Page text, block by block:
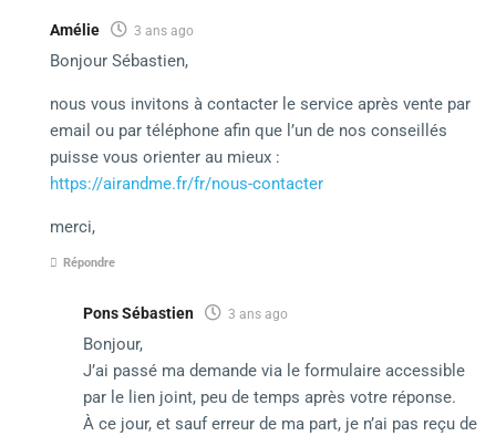
Amélie 3 ans ago
Bonjour Sébastien,
nous vous invitons à contacter le service après vente par
email ou par téléphone afin que l’un de nos conseillés
puisse vous orienter au mieux :
https://airandme.fr/fr/nous-contacter
merci,
Répondre
Pons Sébastien 3 ans ago
Bonjour,
J’ai passé ma demande via le formulaire accessible
par le lien joint, peu de temps après votre réponse.
À ce jour, et sauf erreur de ma part, je n’ai pas reçu de